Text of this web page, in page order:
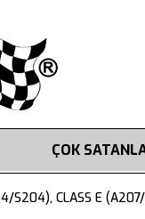
ÇOK
S204), CLASS E